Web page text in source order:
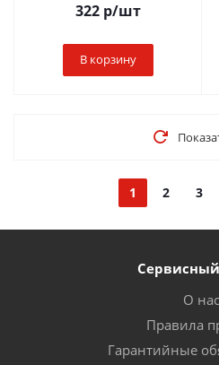
322 р/шт
В корзину
1 2 3
О нас
Правила
Гарантийные